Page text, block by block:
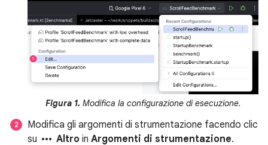
Figura 1. Modifica la configurazione di esecuzione.
Modifica gli argomenti di strumentazione facendo clic
su more_horiz Altro in Argomenti di strumentazione.